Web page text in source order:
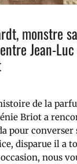
monstre
Jean-
de la
Briot a
pour converser
disparue il a
nous